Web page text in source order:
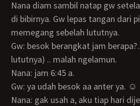
Nana diam sambil natap gw
di bibirnya. Gw lepas tangan dari
memegang sebelah lututnya.
Gw: besok berangkat jam berapa?… Woy (nepuk
lututnya) .. malah ngelamun.
Nana: jam 6:45 a.
Gw: ya udah besok aa anter ya. ☺️
Nana: gak usah a, aku tiap hari dijemput sama cowo